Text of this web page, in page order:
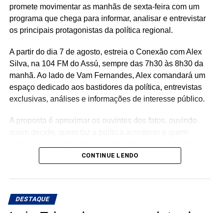
promete movimentar as manhãs de sexta-feira com um
programa que chega para informar, analisar e entrevistar
os principais protagonistas da política regional.
A partir do dia 7 de agosto, estreia o Conexão com Alex
Silva, na 104 FM do Assú, sempre das 7h30 às 8h30 da
manhã. Ao lado de Vam Fernandes, Alex comandará um
espaço dedicado aos bastidores da política, entrevistas
exclusivas, análises e informações de interesse público.
A proposta é aproximar os ouvintes dos fatos, ouvindo
🎙️ O rádio ganha um novo espaço para o debate, a
Conexão com Alex Silva: onde a notícia ganha voz e os
CONTINUE LENDO
DESTAQUE